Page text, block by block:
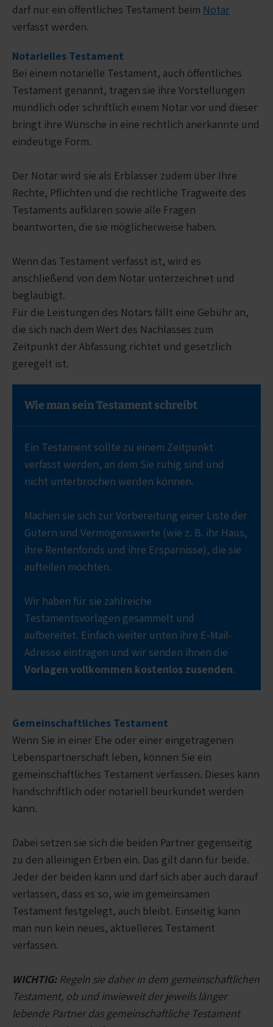
darf nur ein öffentliches Testament beim Notar
verfasst werden.
Notarielles Testament
Bei einem notarielle Testament, auch öffentliches
Testament genannt, tragen sie ihre Vorstellungen
mündlich oder schriftlich einem Notar vor und dieser
bringt ihre Wünsche in eine rechtlich anerkannte und
eindeutige Form.
Der Notar wird sie als Erblasser zudem über Ihre
Rechte, Pflichten und die rechtliche Tragweite des
Testaments aufklären sowie alle Fragen
beantworten, die sie möglicherweise haben.
Wenn das Testament verfasst ist, wird es
anschließend von dem Notar unterzeichnet und
beglaubigt.
Für die Leistungen des Notars fällt eine Gebühr an,
die sich nach dem Wert des Nachlasses zum
Zeitpunkt der Abfassung richtet und gesetzlich
geregelt ist.
Wie man sein Testament schreibt
Ein Testament sollte zu einem Zeitpunkt
verfasst werden, an dem Sie ruhig sind und
nicht unterbrochen werden können.
Machen sie sich zur Vorbereitung einer Liste der
Gütern und Vermögenswerte (wie z. B. ihr Haus,
ihre Rentenfonds und ihre Ersparnisse), die sie
aufteilen möchten.
Wir haben für sie zahlreiche
Testamentsvorlagen gesammelt und
aufbereitet. Einfach weiter unten ihre E-Mail-
Adresse eintragen und wir senden ihnen die
Vorlagen vollkommen kostenlos zusenden.
Gemeinschaftliches Testament
Wenn Sie in einer Ehe oder einer eingetragenen
Lebenspartnerschaft leben, können Sie ein
gemeinschaftliches Testament verfassen. Dieses kann
handschriftlich oder notariell beurkundet werden
kann.
Dabei setzen sie sich die beiden Partner gegenseitig
zu den alleinigen Erben ein. Das gilt dann für beide.
Jeder der beiden kann und darf sich aber auch darauf
verlassen, dass es so, wie im gemeinsamen
Testament festgelegt, auch bleibt. Einseitig kann
man nun kein neues, aktuelleres Testament
verfassen.
WICHTIG:Regeln sie daher in dem gemeinschaftlichen
Testament, ob und inwieweit der jeweils länger
lebende Partner das gemeinschaftliche Testament